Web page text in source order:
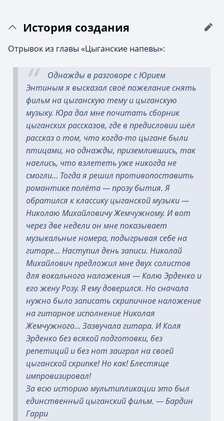
История создания
Отрывок из главы «Цыганские напевы»:
Однажды в разговоре с Юрием
Энтиным я высказал своё пожелание снять
фильм на цыганскую тему и цыганскую
музыку. Юра дал мне почитать сборник
цыганских рассказов, где в предисловии шёл
рассказ о том, что когда-то цыгане были
птицами, но однажды, приземлившись, так
наелись, что взлететь уже никогда не
смогли… Тогда я решил противопоставить
романтике полёта — прозу бытия. Я
обратился к классику цыганской музыки —
Николаю Михайловичу Жемчужному. И вот
через две недели он мне показывает
музыкальные номера, подыгрывая себе на
гитаре… Наступил день записи. Николай
Михайлович предложил мне двух солистов
для вокального наложения — Колю Эрденко и
его жену Розу. Я ему доверился. Но сначала
нужно было записать скрипичное наложение
на гитарное исполнение Николая
Жемчужного… Зазвучала гитара. И Коля
Эрденко без всякой подготовки, без
репетиций и без нот заиграл на своей
цыганской скрипке! Но как! Блестяще
импровизировал!
За всю историю мультипликации это был
единственный цыганский фильм. — Бардин
Гарри